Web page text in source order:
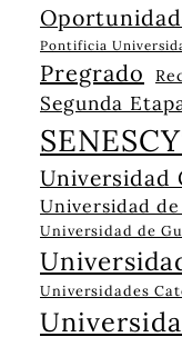
Pontificia
Pregrado
Segunda
Universidad
Universidad de
Universidad de
Universidades